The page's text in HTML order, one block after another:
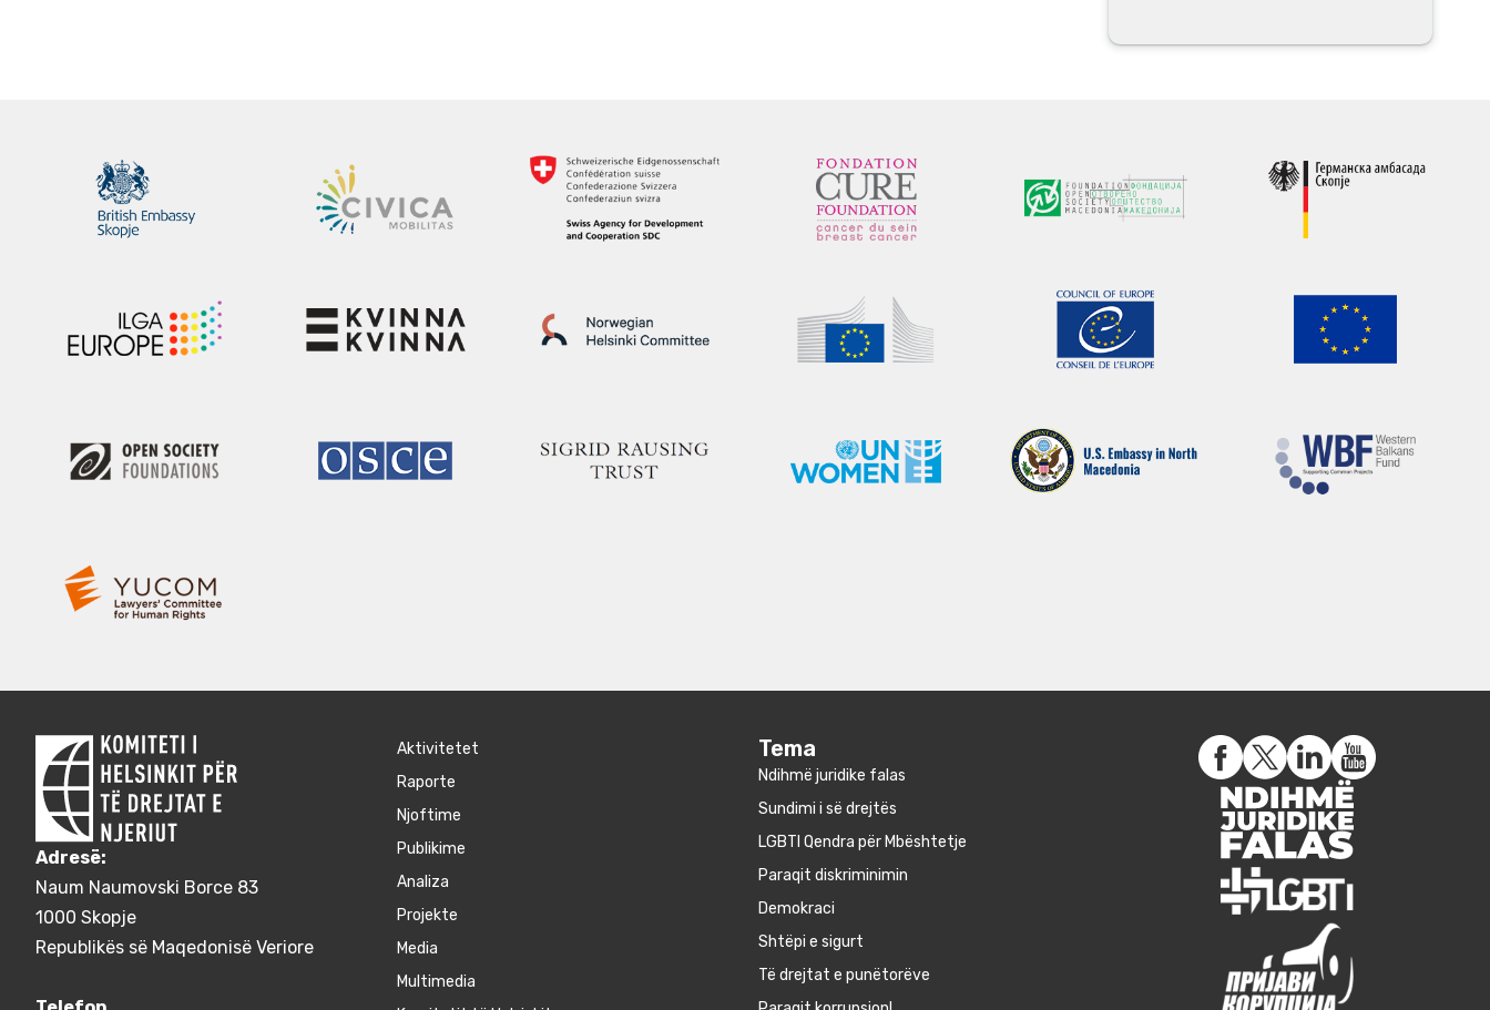
Adresë:
Naum Naumovski Borce 83
1000 Skopje
Republikës së Maqedonisë Veriore
Aktivitetet
Raporte
Njoftime
Publikime
Аnaliza
Projekte
Media
Multimedia
Tema
Ndihmë juridike falas
Sundimi i së drejtës
LGBTI Qendra për Mbështetje
Paraqit diskriminimin
Demokraci
Shtëpi e sigurt
Të drejtat e punëtorëve